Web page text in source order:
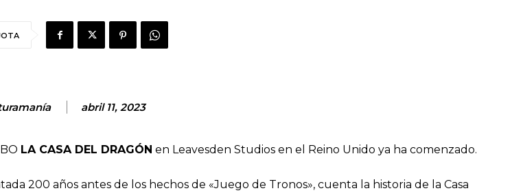
abril 11, 2023
LA CASA DEL DRAGÓN en Leavesden Studios en el Reino Unido ya ha comenzado.
200 años antes de los hechos de «Juego de Tronos», cuenta la historia de la Casa